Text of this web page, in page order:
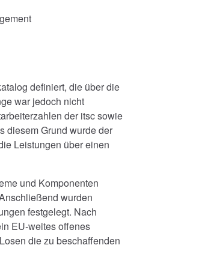
definiert, die über die
war jedoch nicht
der itsc sowie
diesem Grund wurde der
Leistungen über einen
und Komponenten
wurden
festgelegt. Nach
EU-weites offenes
die zu beschaffenden